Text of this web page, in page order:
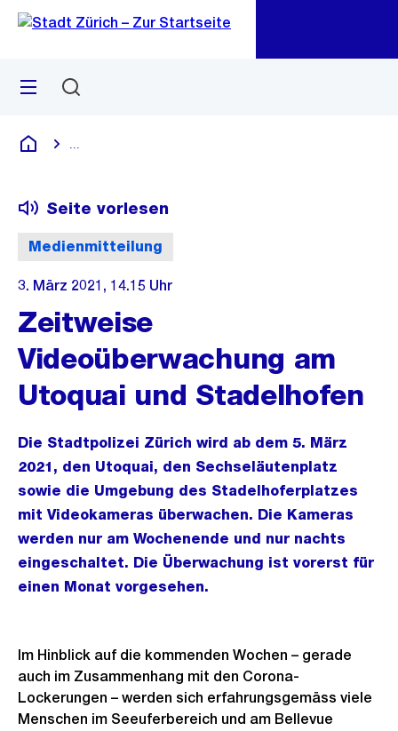
Navigation
Sprunglink
Menü
Deutsch
Medienmitteilung
Seite vorlesen
3. März 2021, 14.15 Uhr
Zeitweise
Videoüberwachung am
Utoquai und Stadelhofen
Die Stadtpolizei Zürich wird ab dem 5. März
2021, den Utoquai, den Sechseläutenplatz
sowie die Umgebung des Stadelhoferplatzes
mit Videokameras überwachen. Die Kameras
werden nur am Wochenende und nur nachts
eingeschaltet. Die Überwachung ist vorerst für
einen Monat vorgesehen.
Im Hinblick auf die kommenden Wochen – gerade
auch im Zusammenhang mit den Corona-
Lockerungen – werden sich erfahrungsgemäss viele
Menschen im Seeuferbereich und am Bellevue